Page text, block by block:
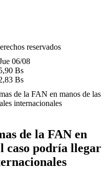
reservados
06/08
Bs
Bs
de la FAN en manos de las
internacionales
de la FAN en
caso podría llegar